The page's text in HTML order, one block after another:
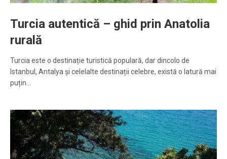
Turcia autentică – ghid prin Anatolia
rurală
Turcia este o destinație turistică populară, dar dincolo de
Istanbul, Antalya și celelalte destinații celebre, există o latură mai
puțin…